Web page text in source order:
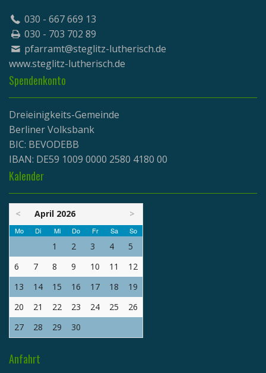
030 - 667 669 13
030 - 703 702 89
pfarramt@steglitz-lutherisch.de
www.steglitz-lutherisch.de
Spendenkonto
Dreieinigkeits-Gemeinde
Berliner Volksbank
BIC: BEVODEBB
IBAN: DE59 1009 0000 2580 4180 00
Kalender
< April 2026 >
Mo Di Mi Do Fr Sa So
1 2 3 4
5
6
7 8 9 10 11
12
13
14 15 16 17 18
19
20
21 22 23 24 25
26
27
28 29 30
Anfahrt